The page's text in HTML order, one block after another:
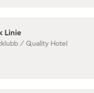
Linie
/ Quality Hotel